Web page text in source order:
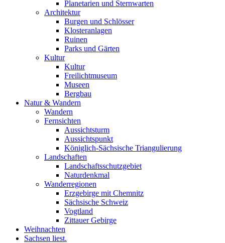
Planetarien und Sternwarten
Architektur
Burgen und Schlösser
Klosteranlagen
Ruinen
Parks und Gärten
Kultur
Kultur
Freilichtmuseum
Museen
Bergbau
Natur & Wandern
Wandern
Fernsichten
Aussichtsturm
Aussichtspunkt
Königlich-Sächsische Triangulierung
Landschaften
Landschaftsschutzgebiet
Naturdenkmal
Wanderregionen
Erzgebirge mit Chemnitz
Sächsische Schweiz
Vogtland
Zittauer Gebirge
Weihnachten
Sachsen liest.